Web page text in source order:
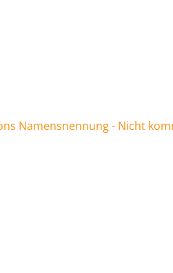
Namensnennung - Nicht